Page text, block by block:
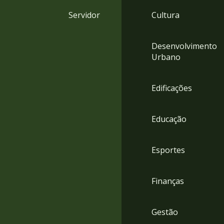
Servidor Cultura
Desenvolvimento
Urbano
Edificações
Educação
Esportes
Finanças
Gestão